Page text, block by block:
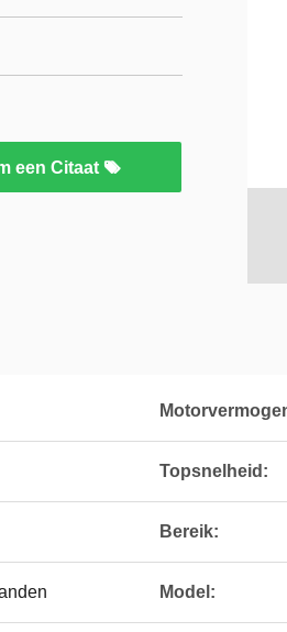
een Citaat
Topsnelheid:
Bereik:
Model: